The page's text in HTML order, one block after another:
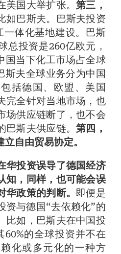
美国大举扩张。第三，
如巴斯夫。巴斯夫投资
一体化基地建设。巴斯
总投资是260亿欧元，
国当下化工市场占全球
斯夫全球业务分为中国
括德国、欧盟、美国
完全针对当地市场，也
场供应链断了，也不会
巴斯夫供应链。第四，
自由贸易协定。
华投资误导了德国经济
知，同样，也可能会误
政策的判断。 即便是
资与德国“去依赖化”的
比如，巴斯夫在中国投
60%的全球投资并不在
化或多元化的一种方